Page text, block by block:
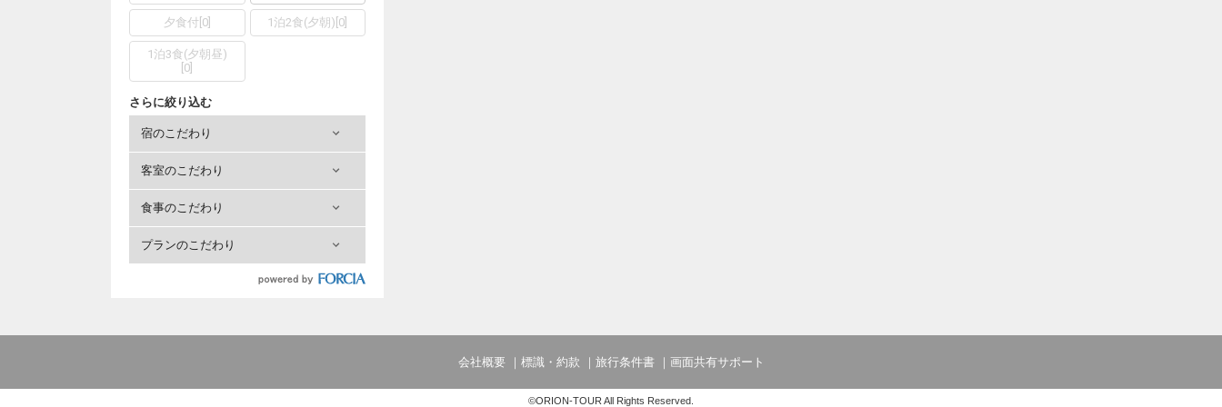
夕食付 0] 1泊2食(夕朝) 0
1泊3食(夕朝昼)
0
さらに絞り込む
宿のこだわり
客室のこだわり
食事のこだわり
プランのこだわり
会社概要 標識・約款 旅行条件書 画面共有サポート
©ORION-TOUR All Rights Reserved.